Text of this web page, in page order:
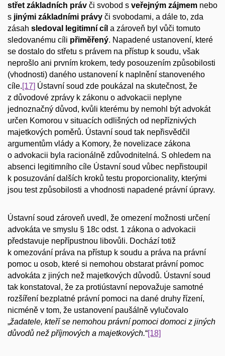
střet základních práv či svobod s veřejným zájmem nebo
s jinými základními právy či svobodami, a dále to, zda
zásah sledoval legitimní cíl a zároveň byl vůči tomuto
sledovanému cíli přiměřený. Napadené ustanovení, které
se dostalo do střetu s právem na přístup k soudu, však
neprošlo ani prvním krokem, tedy posouzením způsobilosti
(vhodnosti) daného ustanovení k naplnění stanoveného
cíle.[17] Ústavní soud zde poukázal na skutečnost, že
z důvodové zprávy k zákonu o advokacii neplyne
jednoznačný důvod, kvůli kterému by nemohl být advokát
určen Komorou v situacích odlišných od nepříznivých
majetkových poměrů. Ústavní soud tak nepřisvědčil
argumentům vlády a Komory, že novelizace zákona
o advokacii byla racionálně zdůvodnitelná. S ohledem na
absenci legitimního cíle Ústavní soud vůbec nepřistoupil
k posuzování dalších kroků testu proporcionality, kterými
jsou test způsobilosti a vhodnosti napadené právní úpravy.
Ústavní soud zároveň uvedl, že omezení možnosti určení
advokáta ve smyslu § 18c odst. 1 zákona o advokacii
představuje nepřípustnou libovůli. Dochází totiž
k omezování práva na přístup k soudu a práva na právní
pomoc u osob, které si nemohou obstarat právní pomoc
advokáta z jiných než majetkových důvodů. Ústavní soud
tak konstatoval, že za protiústavní nepovažuje samotné
rozšíření bezplatné právní pomoci na dané druhy řízení,
nicméně v tom, že ustanovení paušálně vylučovalo
„žadatele, kteří se nemohou právní pomoci domoci z jiných
důvodů než příjmových a majetkových.“[18]